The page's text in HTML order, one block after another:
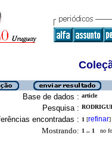
Base de dados : article
Pesquisa :
encontradas : 1 [refinar]
Mostrando: 1 .. 1 no